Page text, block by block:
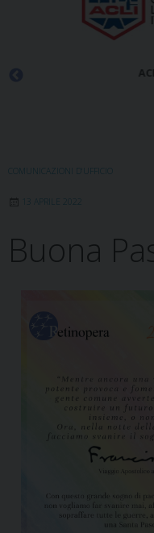
COMUNICAZIONI D'UFFICIO
13 APRILE 2022
Buona